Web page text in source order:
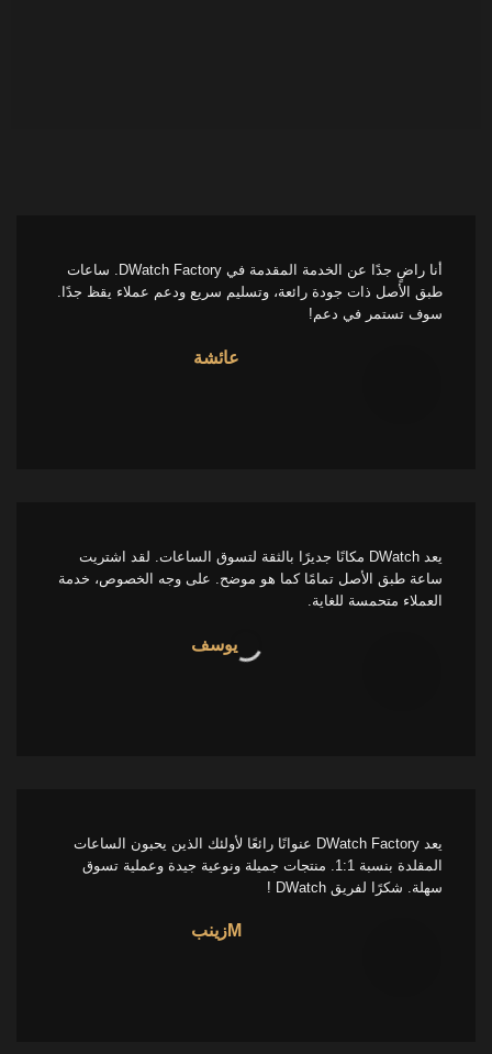
أنا راضٍ جدًا عن الخدمة المقدمة في DWatch Factory. ساعات
طبق الأصل ذات جودة رائعة، وتسليم سريع ودعم عملاء يقظ جدًا.
سوف تستمر في دعم!
عائشة
يعد DWatch مكانًا جديرًا بالثقة لتسوق الساعات. لقد اشتريت
ساعة طبق الأصل تمامًا كما هو موضح. على وجه الخصوص، خدمة
العملاء متحمسة للغاية.
يوسف
يعد DWatch Factory عنوانًا رائعًا لأولئك الذين يحبون الساعات
المقلدة بنسبة 1:1. منتجات جميلة ونوعية جيدة وعملية تسوق
سهلة. شكرًا لفريق DWatch !
Mزينب